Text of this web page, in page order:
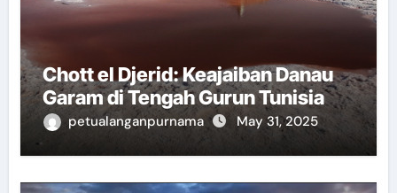
Chott el Djerid: Keajaiban Danau
Garam di Tengah Gurun Tunisia
petualanganpurnama May 31, 2025